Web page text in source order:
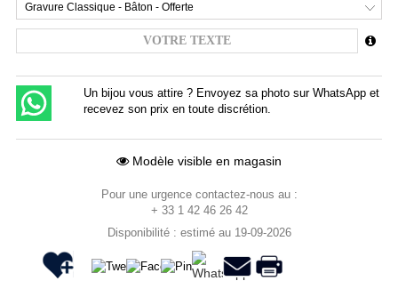
Gravure Classique - Bâton - Offerte
Un bijou vous attire ? Envoyez sa photo sur WhatsApp et
recevez son prix en toute discrétion.
Modèle visible en magasin
Pour une urgence contactez-nous au :
+ 33 1 42 46 26 42
Disponibilité : estimé au 19-09-2026